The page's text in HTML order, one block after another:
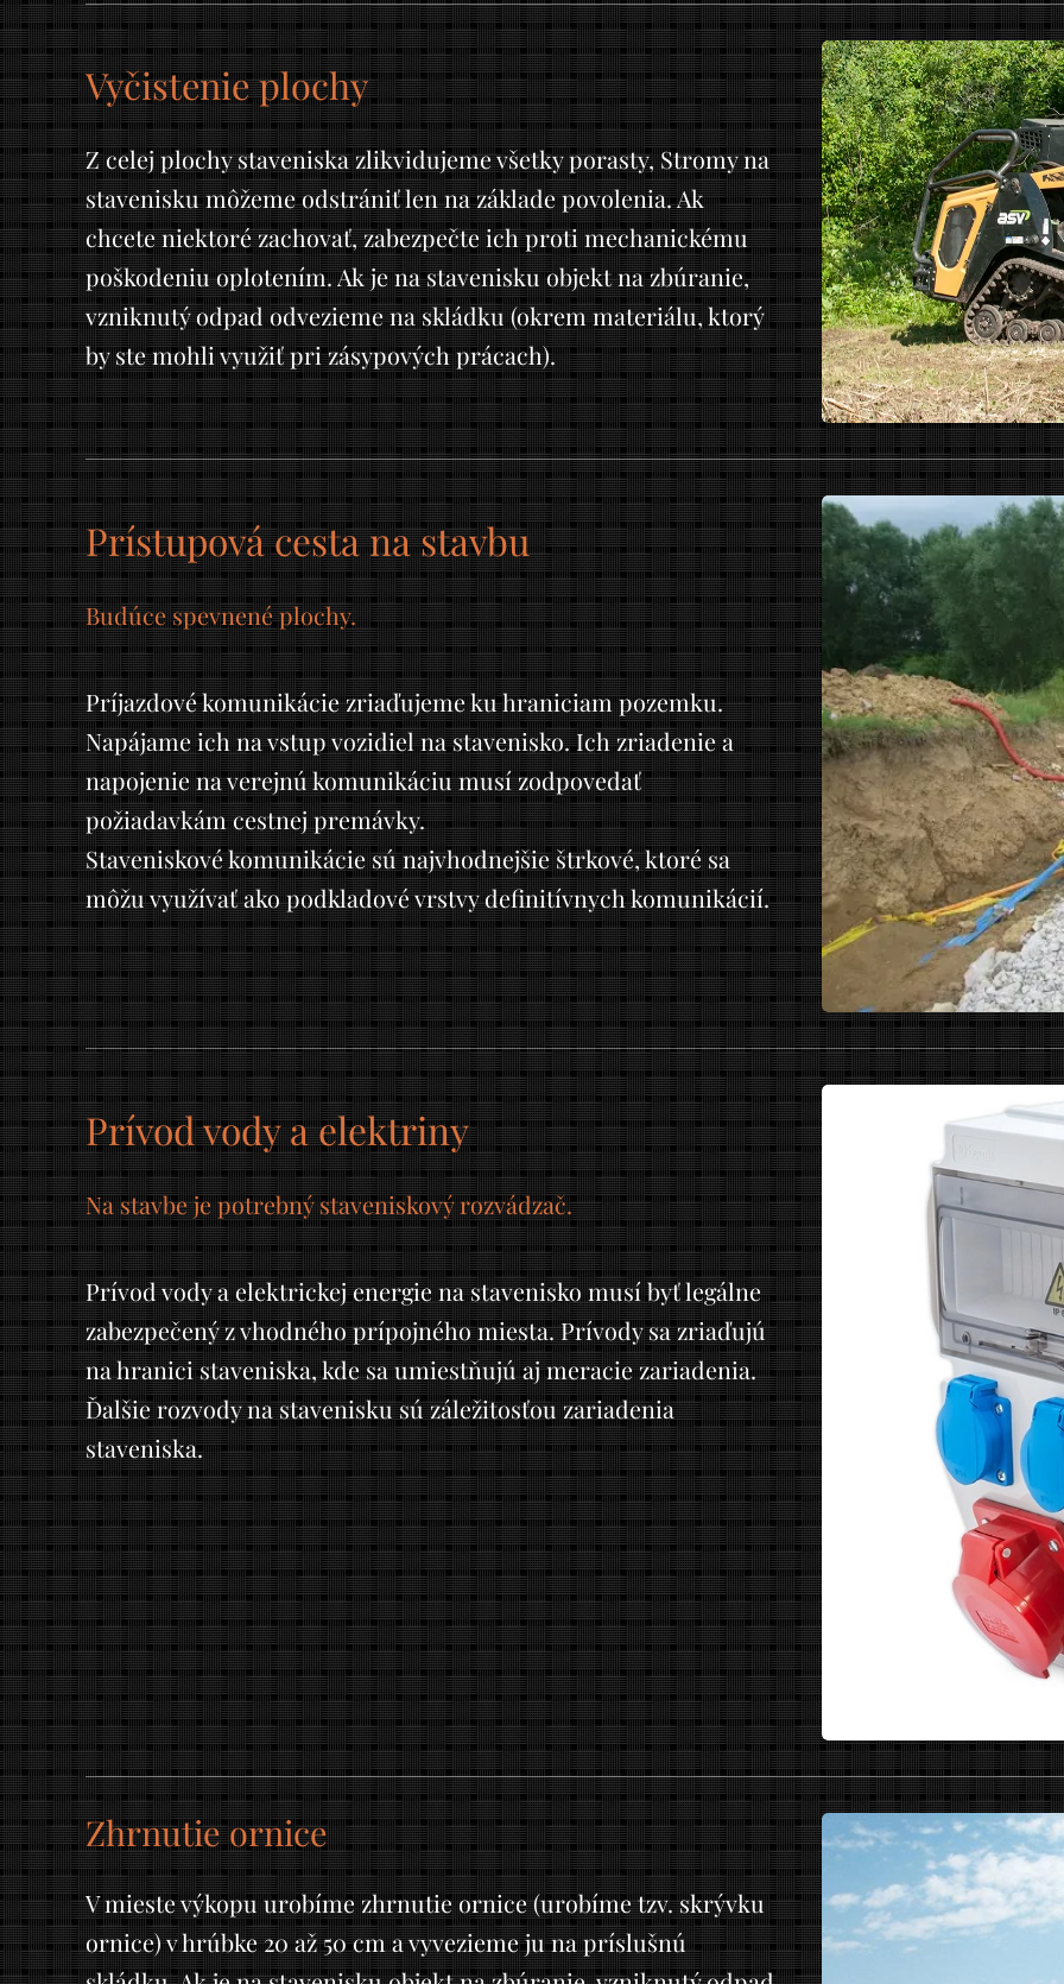
Vyčistenie plochy
Z celej plochy staveniska zlikvidujeme všetky porasty, Stromy na
stavenisku môžeme odstrániť len na základe povolenia. Ak
chcete niektoré zachovať, zabezpečte ich proti mechanickému
poškodeniu oplotením. Ak je na stavenisku objekt na zbúranie,
vzniknutý odpad odvezieme na skládku (okrem materiálu, ktorý
by ste mohli využiť pri zásypových prácach).
Prístupová cesta na stavbu
Budúce spevnené plochy.
Príjazdové komunikácie zriaďujeme ku hraniciam pozemku.
Napájame ich na vstup vozidiel na stavenisko. Ich zriadenie a
napojenie na verejnú komunikáciu musí zodpovedať
požiadavkám cestnej premávky.
Staveniskové komunikácie sú najvhodnejšie štrkové, ktoré sa
môžu využívať ako podkladové vrstvy definitívnych komunikácií.
Prívod vody a elektriny
Na stavbe je potrebný staveniskový rozvádzač.
Prívod vody a elektrickej energie na stavenisko musí byť legálne
zabezpečený z vhodného prípojného miesta. Prívody sa zriaďujú
na hranici staveniska, kde sa umiestňujú aj meracie zariadenia.
Ďalšie rozvody na stavenisku sú záležitosťou zariadenia
staveniska.
Zhrnutie ornice
V mieste výkopu urobíme zhrnutie ornice (urobíme tzv. skrývku
ornice) v hrúbke 20 až 50 cm a vyvezieme ju na príslušnú